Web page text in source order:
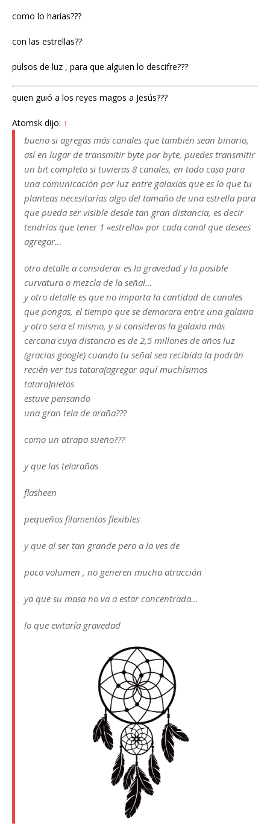
como lo harías???
con las estrellas??
pulsos de luz , para que alguien lo descifre???
quien guió a los reyes magos a Jesús???
Atomsk dijo: ↑
bueno si agregas más canales que también sean binario,
así en lugar de transmitir byte por byte, puedes transmitir
un bit completo si tuvieras 8 canales, en todo caso para
una comunicación por luz entre galaxias que es lo que tu
planteas necesitarías algo del tamaño de una estrella para
que pueda ser visible desde tan gran distancia, es decir
tendrías que tener 1 «estrella» por cada canal que desees
agregar…
otro detalle a considerar es la gravedad y la posible
curvatura o mezcla de la señal…
y otro detalle es que no importa la cantidad de canales
que pongas, el tiempo que se demorara entre una galaxia
y otra sera el mismo, y si consideras la galaxia más
cercana cuya distancia es de 2,5 millones de años luz
(gracias google) cuando tu señal sea recibida la podrán
recién ver tus tatara[agregar aquí muchísimos
tatara]nietos
estuve pensando
una gran tela de araña???
como un atrapa sueño???
y que las telarañas
flasheen
pequeños filamentos flexibles
y que al ser tan grande pero a la ves de
poco volumen , no generen mucha atracción
ya que su masa no va a estar concentrada…
lo que evitaría gravedad